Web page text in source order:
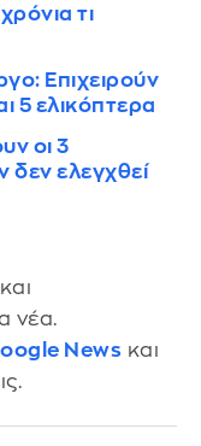
τι
Επιχειρούν
5 ελικόπτερα
οι 3
δεν ελεγχθεί
και
νέα.
News και